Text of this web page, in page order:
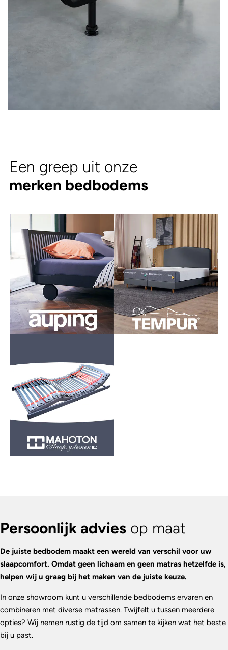
Een greep uit onze
merken bedbodems
Persoonlijk advies op maat
De juiste bedbodem maakt een wereld van verschil voor uw
slaapcomfort. Omdat geen lichaam en geen matras hetzelfde is,
helpen wij u graag bij het maken van de juiste keuze.
In onze showroom kunt u verschillende bedbodems ervaren en
combineren met diverse matrassen. Twijfelt u tussen meerdere
opties? Wij nemen rustig de tijd om samen te kijken wat het beste
bij u past.